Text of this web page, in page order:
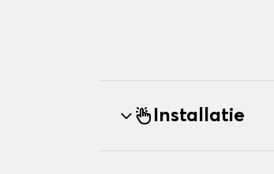
Installatie